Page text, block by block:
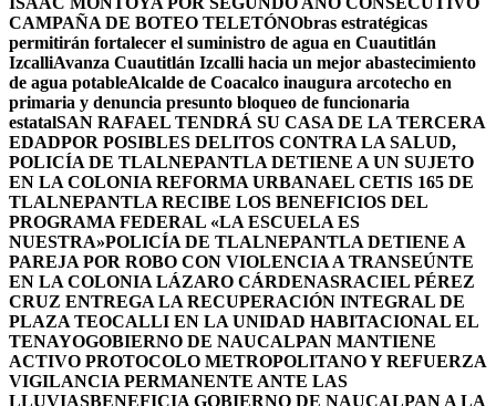
CAMPAÑA DE BOTEO TELETÓNObras estratégicas
permitirán fortalecer el suministro de agua en Cuautitlán
IzcalliAvanza Cuautitlán Izcalli hacia un mejor abastecimiento
de agua potableAlcalde de Coacalco inaugura arcotecho en
primaria y denuncia presunto bloqueo de funcionaria
estatalSAN RAFAEL TENDRÁ SU CASA DE LA TERCERA
EDADPOR POSIBLES DELITOS CONTRA LA SALUD,
POLICÍA DE TLALNEPANTLA DETIENE A UN SUJETO
EN LA COLONIA REFORMA URBANAEL CETIS 165 DE
TLALNEPANTLA RECIBE LOS BENEFICIOS DEL
PROGRAMA FEDERAL «LA ESCUELA ES
NUESTRA»POLICÍA DE TLALNEPANTLA DETIENE A
PAREJA POR ROBO CON VIOLENCIA A TRANSEÚNTE
EN LA COLONIA LÁZARO CÁRDENASRACIEL PÉREZ
CRUZ ENTREGA LA RECUPERACIÓN INTEGRAL DE
PLAZA TEOCALLI EN LA UNIDAD HABITACIONAL EL
TENAYOGOBIERNO DE NAUCALPAN MANTIENE
ACTIVO PROTOCOLO METROPOLITANO Y REFUERZA
VIGILANCIA PERMANENTE ANTE LAS
LLUVIASBENEFICIA GOBIERNO DE NAUCALPAN A LA